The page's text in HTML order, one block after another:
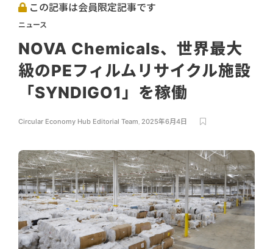
この記事は会員限定記事です
ニュース
NOVA Chemicals、世界最大
級のPEフィルムリサイクル施設
「SYNDIGO1」を稼働
Circular Economy Hub Editorial Team, 2025年6月4日